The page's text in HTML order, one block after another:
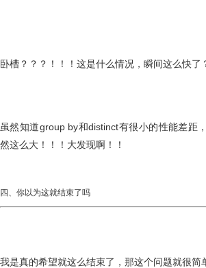
卧槽？？？！！！这是什么情况，瞬间这么快了
虽然知道group by和distinct有很小的性能差距
然这么大！！！大发现啊！！
四、你以为这就结束了吗
我是真的希望就这么结束了，那这个问题就很简